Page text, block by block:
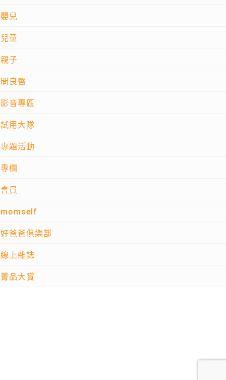
嬰兒
兒童
親子
問良醫
影音專區
試用大隊
專題活動
專欄
會員
momself
好爸爸俱樂部
線上雜誌
菁品大賞